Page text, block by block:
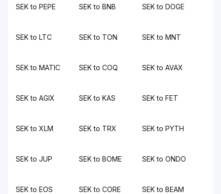
SEK to PEPE SEK to BNB SEK to DOGE
SEK to LTC SEK to TON SEK to MNT
SEK to MATIC SEK to COQ SEK to AVAX
SEK to AGIX SEK to KAS SEK to FET
SEK to XLM SEK to TRX SEK to PYTH
SEK to JUP SEK to BOME SEK to ONDO
SEK to EOS SEK to CORE SEK to BEAM